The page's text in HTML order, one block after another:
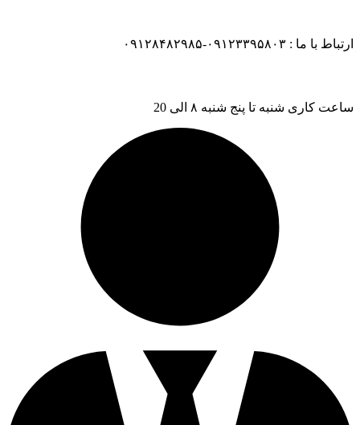
ارتباط با ما : ۰۹۱۲۳۳۹۵۸۰۳-۰۹۱۲۸۴۸۲۹۸۵
ساعت کاری شنبه تا پنج شنبه ۸ الی 20